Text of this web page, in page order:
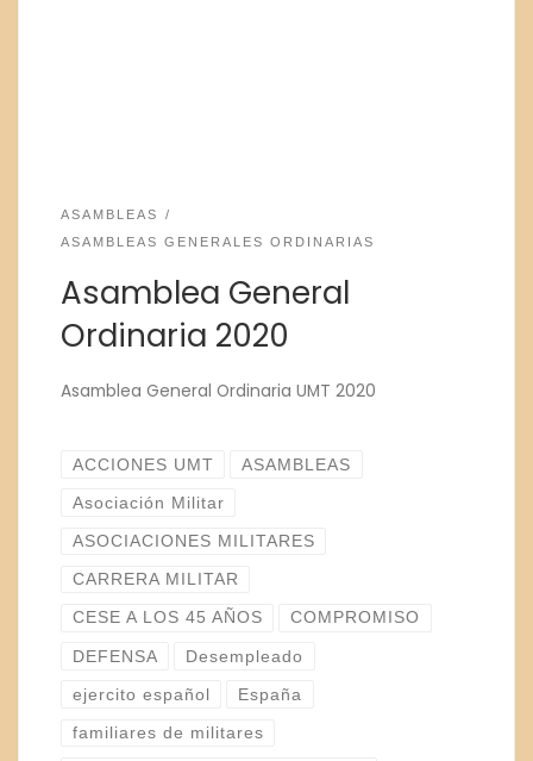
ASAMBLEAS
ASAMBLEAS GENERALES ORDINARIAS
Asamblea General
Ordinaria 2020
Asamblea General Ordinaria UMT 2020
ACCIONES UMT ASAMBLEAS
Asociación Militar
ASOCIACIONES MILITARES
CARRERA MILITAR
CESE A LOS 45 AÑOS COMPROMISO
DEFENSA Desempleado
ejercito español España
familiares de militares